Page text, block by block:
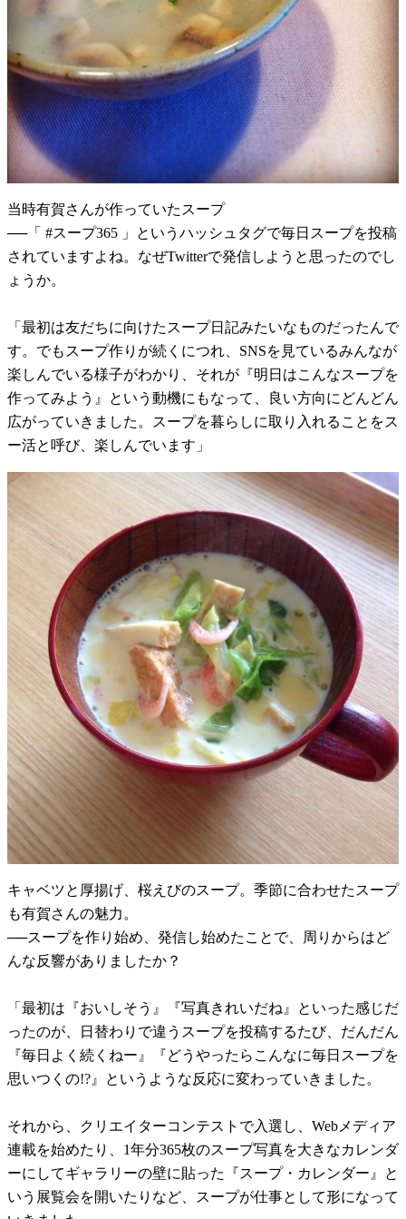
当時有賀さんが作っていたスープ
──「 #スープ365 」というハッシュタグで毎日スープを投稿
されていますよね。なぜTwitterで発信しようと思ったのでし
ょうか。
「最初は友だちに向けたスープ日記みたいなものだったんで
す。でもスープ作りが続くにつれ、SNSを見ているみんなが
楽しんでいる様子がわかり、それが『明日はこんなスープを
作ってみよう』という動機にもなって、良い方向にどんどん
広がっていきました。スープを暮らしに取り入れることをス
ー活と呼び、楽しんでいます」
キャベツと厚揚げ、桜えびのスープ。季節に合わせたスープ
も有賀さんの魅力。
──スープを作り始め、発信し始めたことで、周りからはど
んな反響がありましたか？
「最初は『おいしそう』『写真きれいだね』といった感じだ
ったのが、日替わりで違うスープを投稿するたび、だんだん
『毎日よく続くねー』『どうやったらこんなに毎日スープを
思いつくの!?』というような反応に変わっていきました。
それから、クリエイターコンテストで入選し、Webメディア
連載を始めたり、1年分365枚のスープ写真を大きなカレンダ
ーにしてギャラリーの壁に貼った『スープ・カレンダー』と
いう展覧会を開いたりなど、スープが仕事として形になって